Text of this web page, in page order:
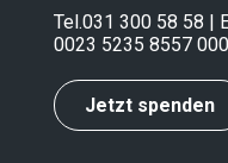
Tel.031 300 58 58 |
0023 5235 8557
Jetzt spenden